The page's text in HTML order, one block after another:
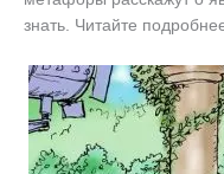
знать. Читайте